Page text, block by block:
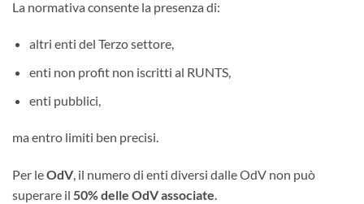
La normativa consente la presenza di:
altri enti del Terzo settore,
enti non profit non iscritti al RUNTS,
enti pubblici,
ma entro limiti ben precisi.
Per leOdV, il numero di enti diversi dalle OdV non può
superare il 50% delle OdV associate.